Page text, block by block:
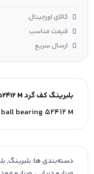
بلبرینگ کف گرد SKF 52412 M
bearing 52412 M
دسته‌بندی ها: بلبرینگ,
کالای اورجینال
قیمت مناسب
ارسال سریع